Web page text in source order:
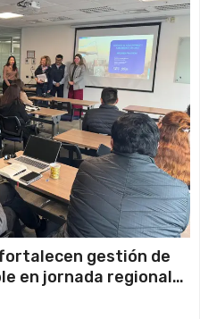
gestión de
en jornada regional
y ANDESS